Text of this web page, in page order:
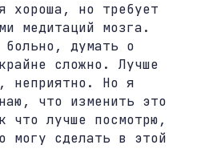
хороша, но требует
медитаций мозга.
больно, думать о
сложно. Лучше
неприятно. Но я
что изменить это
что лучше посмотрю,
могу сделать в этой